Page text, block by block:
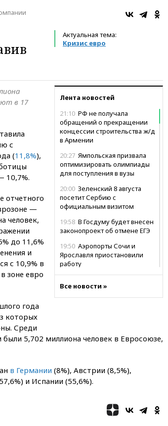
Актуальная тема:
Кризис евро
Лента новостей
21:10 РФ не получала
обращений о прекращении
концессии строительства ж/д
в Армении
20:27 Ямпольская призвала
оптимизировать олимпиады
для поступления в вузы
20:00 Зеленский 8 августа
посетит Сербию с
официальным визитом
19:58 В Госдуму будет внесен
законопроект об отмене ЕГЭ
19:50 Аэропорты Сочи и
Ярославля приостановили
работу
доноров-республиканцев
поддержать Вэнса на выборах
года
работу
19:00
Путин уточнил порядок
добровольцам
Все новости »
в 17
с
(11,8%),
10,7%.
отчетного
—
человек,
до 11,6%
и
с 10,9% в
зоне евро
года
которых
Среди
5,702 миллиона человек в Евросоюзе,
в Германии (8%), Австрии (8,5%),
и Испании (55,6%).